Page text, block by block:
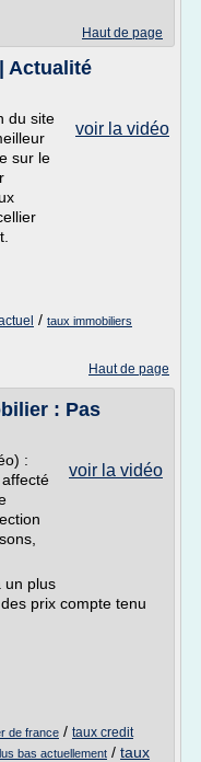
Haut de page
Actualité
voir la vidéo
du site
sur le
/ taux immobiliers
Haut de page
: Pas
voir la vidéo
:
un plus
prix compte tenu
de france / taux credit
bas actuellement / taux